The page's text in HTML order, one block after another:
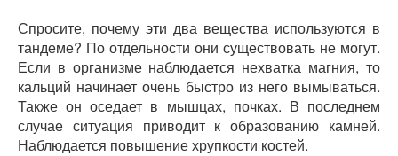
Спросите, почему эти два вещества используются в
тандеме? По отдельности они существовать не могут.
Если в организме наблюдается нехватка магния, то
кальций начинает очень быстро из него вымываться.
Также он оседает в мышцах, почках. В последнем
случае ситуация приводит к образованию камней.
Наблюдается повышение хрупкости костей.